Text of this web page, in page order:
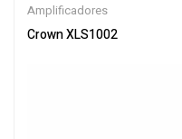
Amplificadores
Crown XLS1002